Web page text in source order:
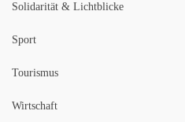
Solidarität & Lichtblicke
Sport
Tourismus
Wirtschaft